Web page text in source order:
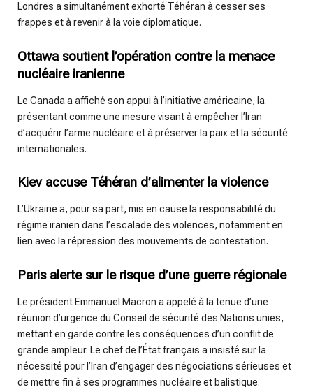
Londres a simultanément exhorté Téhéran à cesser ses
frappes et à revenir à la voie diplomatique.
Ottawa soutient l’opération contre la menace
nucléaire iranienne
Le Canada a affiché son appui à l’initiative américaine, la
présentant comme une mesure visant à empêcher l’Iran
d’acquérir l’arme nucléaire et à préserver la paix et la sécurité
internationales.
Kiev accuse Téhéran d’alimenter la violence
L’Ukraine a, pour sa part, mis en cause la responsabilité du
régime iranien dans l’escalade des violences, notamment en
lien avec la répression des mouvements de contestation.
Paris alerte sur le risque d’une guerre régionale
Le président Emmanuel Macron a appelé à la tenue d’une
réunion d’urgence du Conseil de sécurité des Nations unies,
mettant en garde contre les conséquences d’un conflit de
grande ampleur. Le chef de l’État français a insisté sur la
nécessité pour l’Iran d’engager des négociations sérieuses et
de mettre fin à ses programmes nucléaire et balistique.